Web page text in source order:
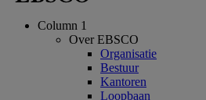
Column 1
Over EBSCO
Organisatie
Bestuur
Kantoren
Loopbaan